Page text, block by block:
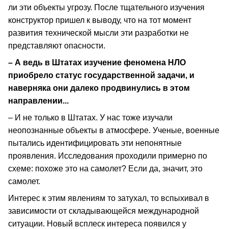
ли эти объекты угрозу. После тщательного изучения
конструктор пришел к выводу, что на тот момент
развития технической мысли эти разработки не
представляют опасности.
– А ведь в Штатах изучение феномена НЛО
приобрело статус государственной задачи, и
наверняка они далеко продвинулись в этом
направлении...
– И не только в Штатах. У нас тоже изучали
неопознанные объекты в атмосфере. Ученые, военные
пытались идентифицировать эти непонятные
проявления. Исследования проходили примерно по
схеме: похоже это на самолет? Если да, значит, это
самолет.
Интерес к этим явлениям то затухал, то вспыхивал в
зависимости от складывающейся международной
ситуации. Новый всплеск интереса появился у